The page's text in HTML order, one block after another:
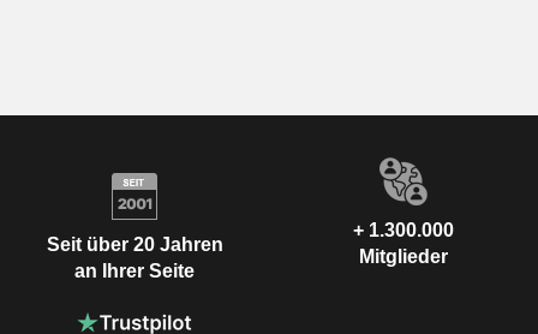
Seit über 20 Jahren
an Ihrer Seite
+ 1.300.000
Mitglieder